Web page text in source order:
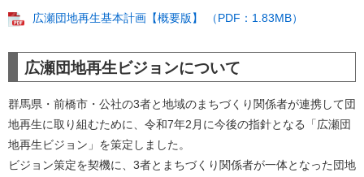
広瀬団地再生基本計画【概要版】 （PDF：1.83MB）
広瀬団地再生ビジョンについて
群馬県・前橋市・公社の3者と地域のまちづくり関係者が連携して団
地再生に取り組むために、令和7年2月に今後の指針となる「広瀬団
地再生ビジョン」を策定しました。
​ビジョン策定を契機に、3者とまちづくり関係者が一体となった団地